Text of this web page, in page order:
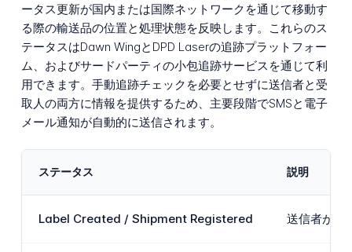
ータス更新が国内または国際ネットワークを通じて移動す
る際の輸送品の位置と処理状態を反映します。これらのス
テータスはDawn WingとDPD Laserの追跡プラットフォー
ム、およびサードパーティの小包追跡サービスを通じて利
用できます。手動追跡チェックを必要とせずに送信者と受
取人の両方に情報を提供するため、主要段階でSMSと電子
メール通知が自動的に送信されます。
ステータス 説明
Label Created / Shipment Registered 送信者が運